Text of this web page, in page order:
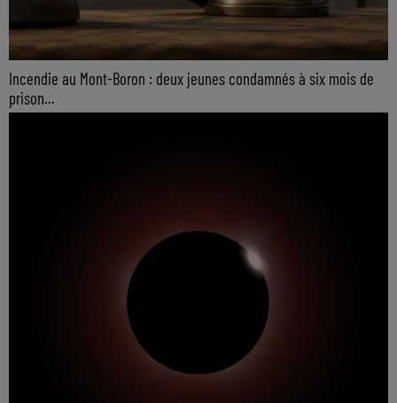
Incendie au Mont-Boron : deux jeunes condamnés à six mois de
prison...